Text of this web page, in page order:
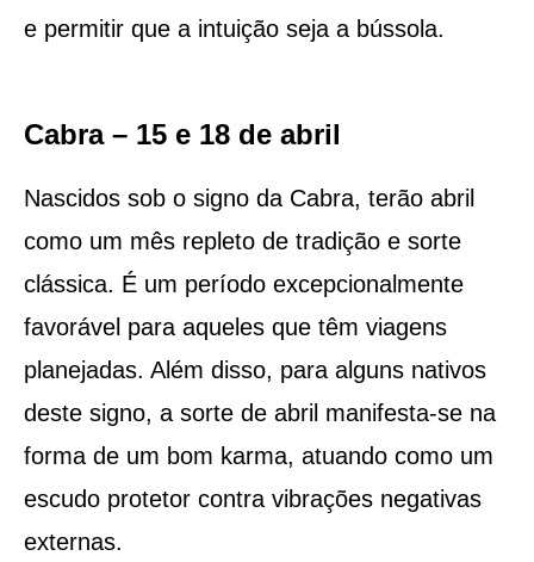
e permitir que a intuição seja a bússola.
Cabra – 15 e 18 de abril
Nascidos sob o signo da Cabra, terão abril
como um mês repleto de tradição e sorte
clássica. É um período excepcionalmente
favorável para aqueles que têm viagens
planejadas. Além disso, para alguns nativos
deste signo, a sorte de abril manifesta-se na
forma de um bom karma, atuando como um
escudo protetor contra vibrações negativas
externas.